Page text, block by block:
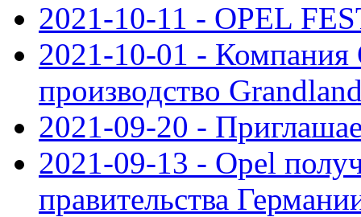
2021-10-11 - OPEL
2021-10-01 - Компания
производство
2021-09-20 -
2021-09-13 - Opel
правительства